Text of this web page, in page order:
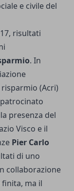
e civile del
risultati
. In
(Acri)
presenza del
Visco e il
Pier Carlo
di uno
collaborazione
ma il